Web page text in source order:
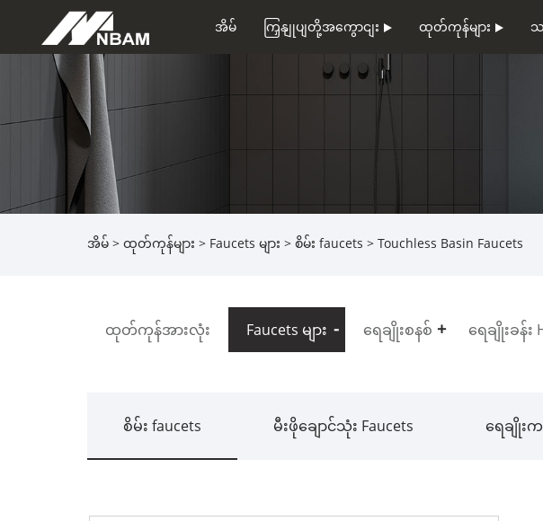
အိမ် ကြှနျုပျတို့အကွောငျး ထုတ်ကုန်များ
အိမ် > ထုတ်ကုန်များ > Faucets များ > စိမ်း faucets > Touchless Basin Faucets
ထုတ်ကုန်အားလုံး Faucets များ ရေချိုးစနစ် ရေချိုးခန်း
စိမ်း faucets မီးဖိုချောင်သုံး Faucets ရေချိုးက